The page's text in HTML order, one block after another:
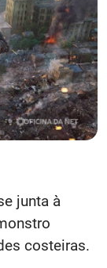
junta à
costeiras.